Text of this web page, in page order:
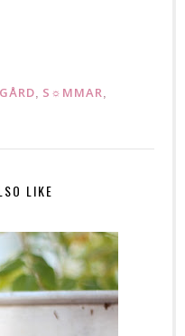
S☼MMAR
LIKE